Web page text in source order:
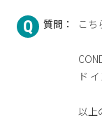
質問： こち
ド
以上